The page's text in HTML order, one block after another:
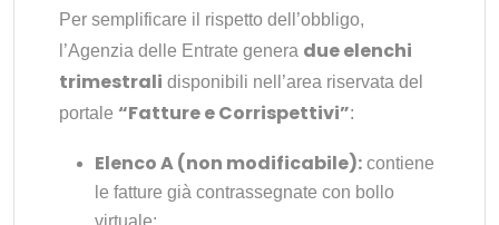
Per semplificare il rispetto dell’obbligo,
l’Agenzia delle Entrate genera due elenchi
trimestrali disponibili nell’area riservata del
portale “Fatture e Corrispettivi”:
Elenco A (non modificabile): contiene
le fatture già contrassegnate con bollo
virtuale;